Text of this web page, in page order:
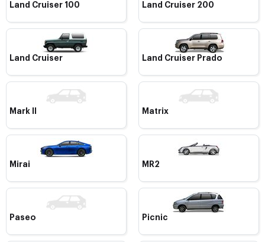
Land Cruiser 100 Land Cruiser 200
Land Cruiser Land Cruiser Prado
Mark II Matrix
Mirai MR2
Paseo Picnic